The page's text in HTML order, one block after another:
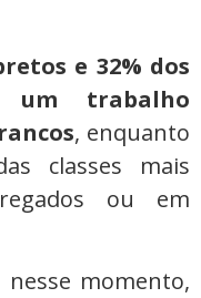
e 32% dos
um trabalho
, enquanto
classes mais
ou em
momento,